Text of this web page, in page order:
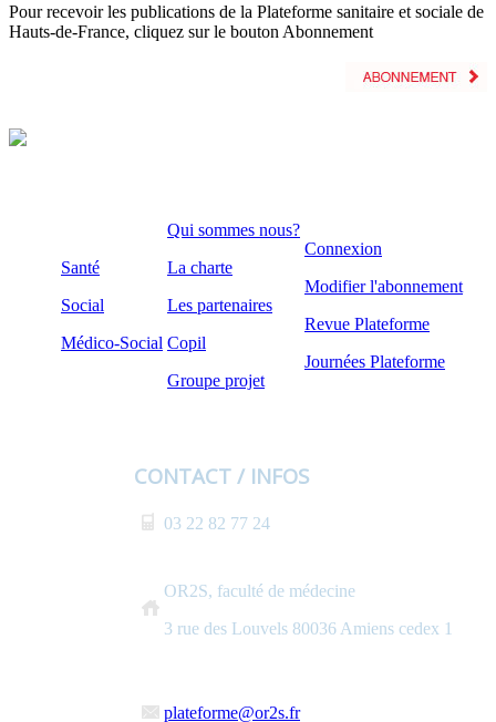
Pour recevoir les publications de la Plateforme sanitaire et sociale de
Hauts-de-France, cliquez sur le bouton Abonnement
Santé
Social
Médico-Social
Qui sommes nous?
La charte
Les partenaires
Copil
Groupe projet
Connexion
Modifier l'abonnement
Revue Plateforme
Journées Plateforme
CONTACT / INFOS
03 22 82 77 24
OR2S, faculté de médecine
3 rue des Louvels 80036 Amiens cedex 1
plateforme@or2s.fr